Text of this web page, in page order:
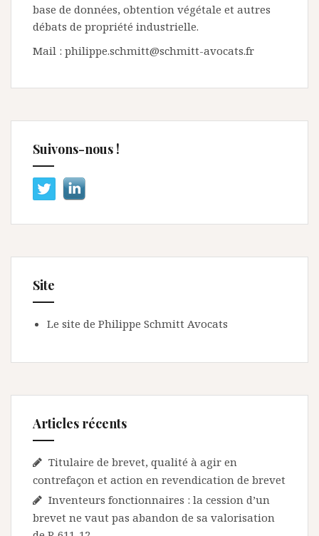
base de données, obtention végétale et autres
débats de propriété industrielle.
Mail : philippe.schmitt@schmitt-avocats.fr
Suivons-nous !
Site
Le site de Philippe Schmitt Avocats
Articles récents
Titulaire de brevet, qualité à agir en
contrefaçon et action en revendication de brevet
Inventeurs fonctionnaires : la cession d’un
brevet ne vaut pas abandon de sa valorisation